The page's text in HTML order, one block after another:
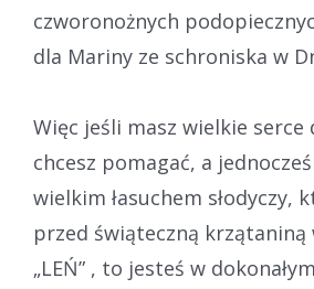
czworonożnych
dla Mariny ze schroniska w
Więc jeśli masz wielkie serce
chcesz pomagać, a
wielkim łasuchem słodyczy,
przed świąteczną krzątaniną
„LEŃ” , to jesteś w